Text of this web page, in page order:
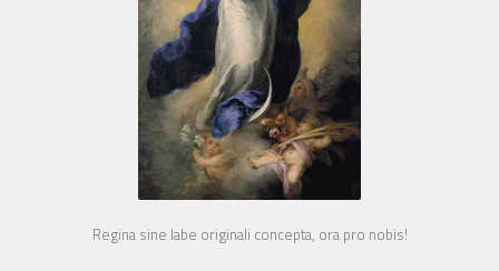
Regina sine labe originali concepta, ora pro nobis!